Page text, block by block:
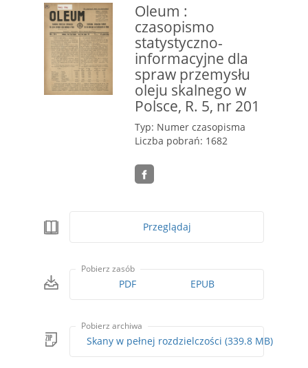
Oleum :
czasopismo
statystyczno-
informacyjne dla
spraw przemysłu
oleju skalnego w
Polsce, R. 5, nr 201
Typ: Numer czasopisma
Liczba pobrań: 1682
Przeglądaj
Pobierz zasób
PDF EPUB
Pobierz archiwa
Skany w pełnej rozdzielczości (339.8 MB)